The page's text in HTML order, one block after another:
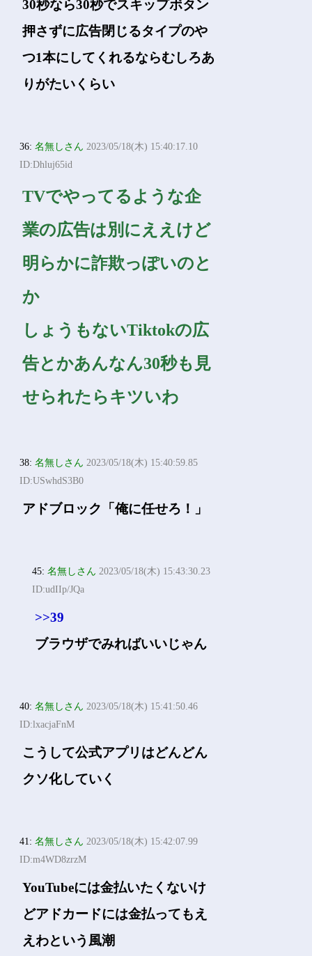
30秒なら30秒でスキップボタン
押さずに広告閉じるタイプのや
つ1本にしてくれるならむしろあ
りがたいくらい
36:名無しさん 2023/05/18(木) 15:40:17.10
ID:Dhluj65id
TVでやってるような企
業の広告は別にええけど
明らかに詐欺っぽいのと
か
しょうもないTiktokの広
告とかあんなん30秒も見
せられたらキツいわ
38:名無しさん 2023/05/18(木) 15:40:59.85
ID:USwhdS3B0
アドブロック「俺に任せろ！」
45:名無しさん 2023/05/18(木) 15:43:30.23
ID:udIIp/JQa
>>39
ブラウザでみればいいじゃん
40:名無しさん 2023/05/18(木) 15:41:50.46
ID:lxacjaFnM
こうして公式アプリはどんどん
クソ化していく
41:名無しさん 2023/05/18(木) 15:42:07.99
ID:m4WD8zrzM
YouTubeには金払いたくないけ
どアドカードには金払ってもえ
えわという風潮